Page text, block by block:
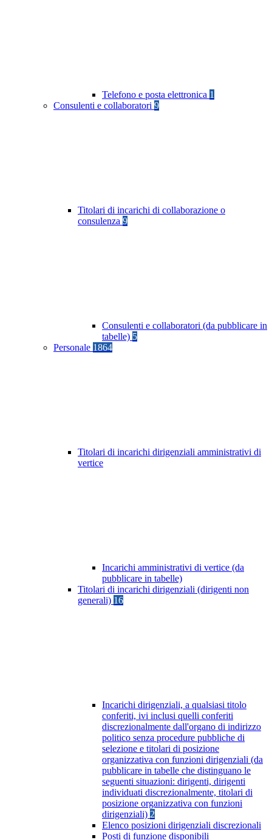
Telefono e posta elettronica 1
Consulenti e collaboratori 9
Titolari di incarichi di collaborazione o
consulenza 9
Consulenti e collaboratori (da pubblicare in
tabelle) 5
Personale 1864
Titolari di incarichi dirigenziali amministrativi di
vertice
Incarichi amministrativi di vertice (da
pubblicare in tabelle)
Titolari di incarichi dirigenziali (dirigenti non
generali) 16
Incarichi dirigenziali, a qualsiasi titolo
conferiti, ivi inclusi quelli conferiti
discrezionalmente dall'organo di indirizzo
politico senza procedure pubbliche di
selezione e titolari di posizione
organizzativa con funzioni dirigenziali (da
pubblicare in tabelle che distinguano le
seguenti situazioni: dirigenti, dirigenti
individuati discrezionalmente, titolari di
posizione organizzativa con funzioni
dirigenziali) 2
Elenco posizioni dirigenziali discrezionali
Posti di funzione disponibili